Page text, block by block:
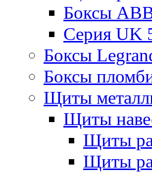
Боксы
Серия UK
Боксы
Боксы
Щиты
Щиты
Щиты
Щиты